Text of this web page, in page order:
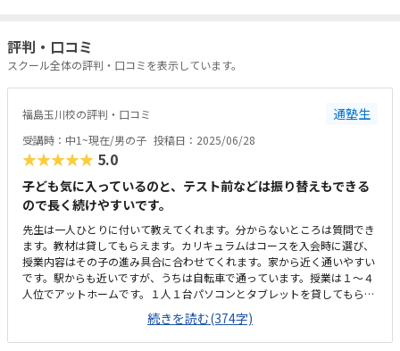
評判・口コミ
スクール全体の評判・口コミを表示しています。
福島玉川校の評判・口コミ 通塾生
受講時：中1~現在/男の子 投稿日：2025/06/28
★★★★★ 5.0
子ども気に入っているのと、テスト前などは振り替えもできる
ので長く続けやすいです。
先生は一人ひとりに付いて教えてくれます。分からないところは質問でき
ます。教材は貸してもらえます。カリキュラムはコースを入会時に選び、
授業内容はその子の進み具合に合わせてくれます。家から近く通いやすい
です。駅からも近いですが、うちは自転車で通っています。授業は１〜４
人位でアットホームです。１人１台パソコンとタブレットを貸してもらえ
ます。ロボットコースの人はレゴブロックを借りています。購入も可能の
ようです。近隣のプログラミング教室に比べると安価で、大阪市の塾代助
成カードを利用しているのでとても助かっています。もともとゲームをす
続きを読む(374字)